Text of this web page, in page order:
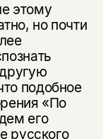
этому
но почти
подобное
«По
его
русского